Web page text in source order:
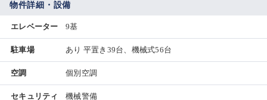
物件詳細・設備
エレベーター 9基
駐車場 あり 平置き39台、機械式56台
空調 個別空調
セキュリティ 機械警備